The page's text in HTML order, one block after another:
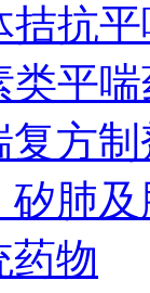
拮抗
类平
复方制
矽肺
药物